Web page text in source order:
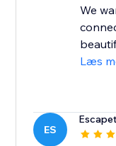
We
Læs
ES